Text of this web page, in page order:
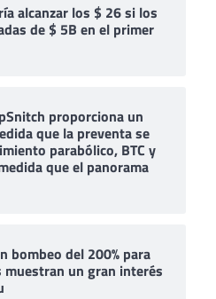
alcanzar los $ 26 si los
de $ 5B en el primer
proporciona un
que la preventa se
parabólico, BTC y
que el panorama
bombeo del 200% para
muestran un gran interés